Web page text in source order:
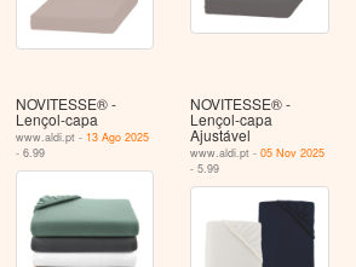
NOVITESSE® -
Lençol-capa
www.aldi.pt - 13 Ago 2025
- 6.99
NOVITESSE® -
Lençol-capa
Ajustável
www.aldi.pt -05 Nov 2025
- 5.99